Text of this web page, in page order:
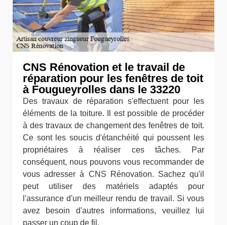
CNS Rénovation et le travail de
réparation pour les fenêtres de toit
à Fougueyrolles dans le 33220
Des travaux de réparation s'effectuent pour les
éléments de la toiture. Il est possible de procéder
à des travaux de changement des fenêtres de toit.
Ce sont les soucis d'étanchéité qui poussent les
propriétaires à réaliser ces tâches. Par
conséquent, nous pouvons vous recommander de
vous adresser à CNS Rénovation. Sachez qu'il
peut utiliser des matériels adaptés pour
l'assurance d'un meilleur rendu de travail. Si vous
avez besoin d'autres informations, veuillez lui
passer un coup de fil.